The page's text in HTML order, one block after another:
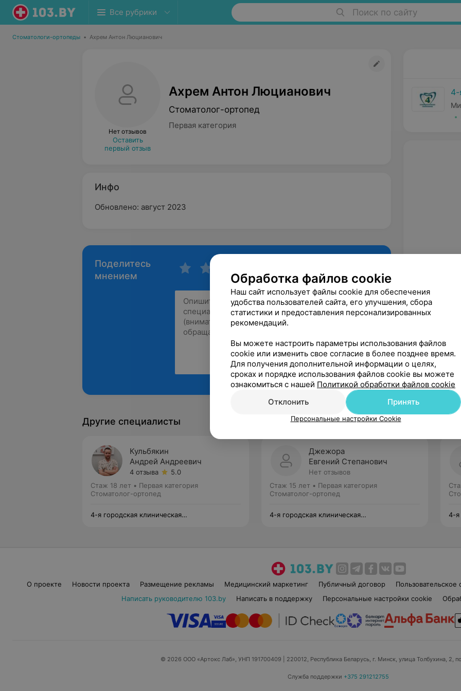
Все рубрики Поиск по сайту
Стоматологи-ортопеды • Ахрем Антон Люцианович
Нет отзывов
Оставить
первый отзыв
Ахрем Антон Люцианович
Стоматолог-ортопед
Первая категория
Инфо
Обновлено: август 2023
Поделитесь
мнением
Рекомендую
4-
Другие специалисты
Кульбякин
Андрей Андреевич
4 отзыва
5.0
Стаж 18 лет • Первая категория
Стоматолог-ортопед
4-я городская клиническая
Джежора
Евгений Степанович
Нет отзывов
Стаж 15 лет • Первая категория
Стоматолог-ортопед
4-я городская клиническая
4-я
О проекте Новости проекта Размещение рекламы Медицинский маркетинг Публичный договор Пользовательское
Написать руководителю 103.by
Написать в поддержку Персональные настройки cookie
© 2026 ООО «Артокс Лаб», УНП 191700409 | 220012, Республика Беларусь, г. Минск, улица Толбухина, 2,
Служба поддержки +375 291212755
Обработка файлов cookie
Наш сайт использует файлы cookie для обеспечения
удобства пользователей сайта, его улучшения, сбора
статистики и предоставления персонализированных
рекомендаций.
Вы можете настроить параметры использования файлов
cookie или изменить свое согласие в более позднее время.
Для получения дополнительной информации о целях,
сроках и порядке использования файлов cookie вы можете
ознакомиться с нашей Политикой обработки файлов cookie
Отклонить
Принять
Персональные настройки Cookie